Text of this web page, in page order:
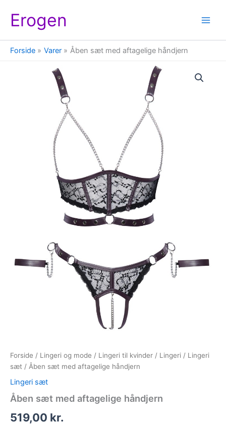
indholdet
Erogen
Forside Varer Åben sæt med aftagelige håndjern
Forside / Lingeri og mode / Lingeri til kvinder / Lingeri / Lingeri
sæt / Åben sæt med aftagelige håndjern
Lingeri sæt
Åben sæt med aftagelige håndjern
519,00 kr.